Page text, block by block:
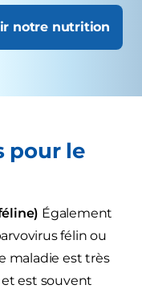
notre nutrition
pour le
Également
félin ou
maladie est très
est souvent